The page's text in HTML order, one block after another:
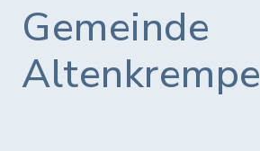
Gemeinde
Altenkrempe